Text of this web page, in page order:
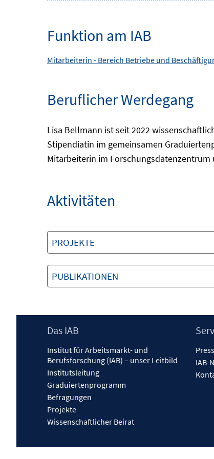
Funktion am IAB
Mitarbeiterin - Bereich Betriebe und
Beruflicher Werdegang
Lisa Bellmann ist seit 2022
Stipendiatin im gemeinsamen
Mitarbeiterin im Forschungsdatenzentrum
Aktivitäten
PROJEKTE
PUBLIKATIONEN
Footer
Das IAB
Institut für Arbeitsmarkt- und
Berufsforschung (IAB) – unser Leitbild
Institutsleitung
Graduiertenprogramm
Befragungen
Projekte
Wissenschaftlicher Beirat
IAB-